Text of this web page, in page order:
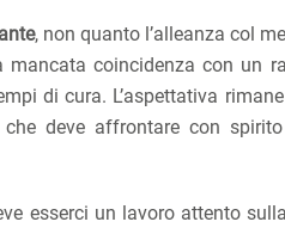
, non quanto l’alleanza col
coincidenza con un
di cura. L’aspettativa
deve affrontare con
esserci un lavoro attento